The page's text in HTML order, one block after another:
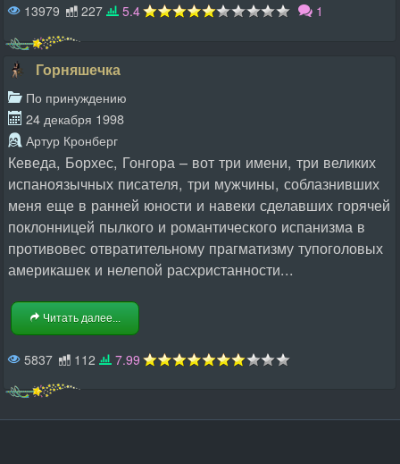
13979 227 5.4 1
Горняшечка
По принуждению
24 декабря 1998
Артур Кронберг
Кеведа, Борхес, Гонгора – вот три имени, три великих
испаноязычных писателя, три мужчины, соблазнивших
меня еще в ранней юности и навеки сделавших горячей
поклонницей пылкого и романтического испанизма в
противовес отвратительному прагматизму тупоголовых
америкашек и нелепой расхристанности...
Читать далее...
5837 112 7.99